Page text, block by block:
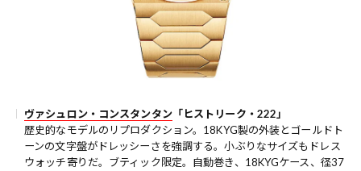
ヴァシュロン・コンスタンタン「ヒストリーク・222」
歴史的なモデルのリプロダクション。18KYG製の外装とゴールドト
ーンの文字盤がドレッシーさを強調する。小ぶりなサイズもドレス
ウォッチ寄りだ。ブティック限定。自動巻き、18KYGケース、径37